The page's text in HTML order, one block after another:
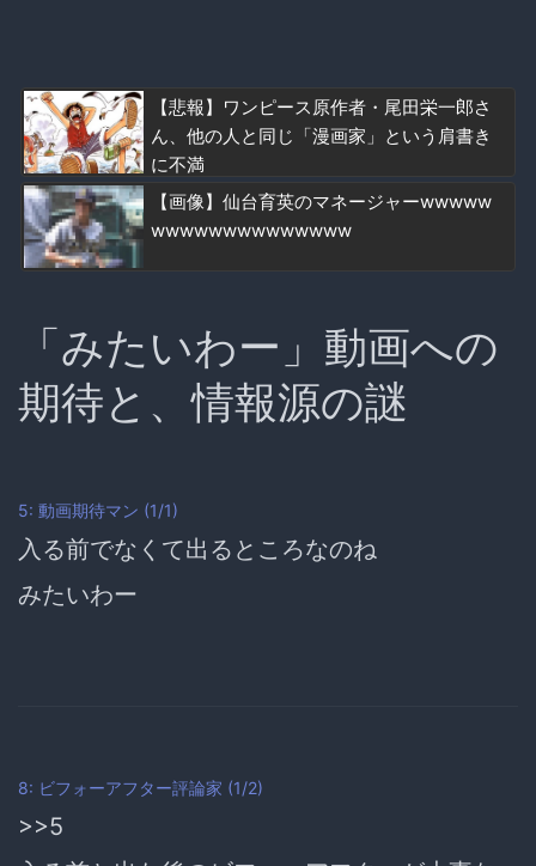
【悲報】ワンピース原作者・尾田栄一郎さ
ん、他の人と同じ「漫画家」という肩書き
に不満
【画像】仙台育英のマネージャーwwwww
wwwwwwwwwwwwww
「みたいわー」動画への
期待と、情報源の謎
5: 動画期待マン (1/1)
入る前でなくて出るところなのね
みたいわー
8: ビフォーアフター評論家 (1/2)
>>5